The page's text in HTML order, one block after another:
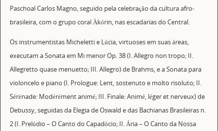
Paschoal Carlos Magno, seguido pela celebração da cultura afro-
brasileira, com o grupo coral Àkórin, nas escadarias do Central.
Os instrumentistas Micheletti e Lúcia, virtuoses em suas áreas,
executam a Sonata em Mi menor Op. 38 (I. Allegro non tropo; II.
Allegretto quase menuetto; III. Allegro) de Brahms, e a Sonata para
violoncelo e piano (I. Prologue: Lent, sostenuto e molto risoluto; II.
Sérénade: Modérément animé; III. Finale: Animé, léger et nerveux) de
Debussy, seguidas da Elegia de Oswald e das Bachianas Brasileiras n.
2 (I. Prelúdio – O Canto do Capadócio; II. Ária – O Canto da Nossa